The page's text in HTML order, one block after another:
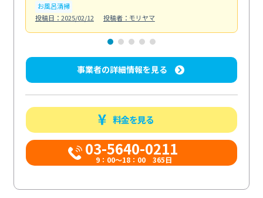
お風呂清掃
投稿日：2025/02/12
投稿者：モリヤマ
事業者の詳細情報を見る
料金を見る
03-5640-0211
9：00～18：00 365日